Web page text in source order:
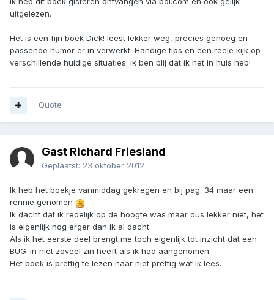
uitgelezen.
Het is een fijn boek Dick! leest lekker weg, precies genoeg en
passende humor er in verwerkt. Handige tips en een reële kijk op
verschillende huidige situaties. Ik ben blij dat ik het in huis heb!
Quote
Gast Richard Friesland
Geplaatst: 23 oktober 2012
Ik heb het boekje vanmiddag gekregen en bij pag. 34 maar een
rennie genomen
Ik dacht dat ik redelijk op de hoogte was maar dus lekker niet, het
is eigenlijk nog erger dan ik al dacht.
Als ik het eerste deel brengt me toch eigenlijk tot inzicht dat een
BUG-in niet zoveel zin heeft als ik had aangenomen.
Het boek is prettig te lezen naar niet prettig wat ik lees.